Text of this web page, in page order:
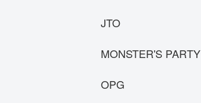
JTO
MONSTER'S PARTY
OPG